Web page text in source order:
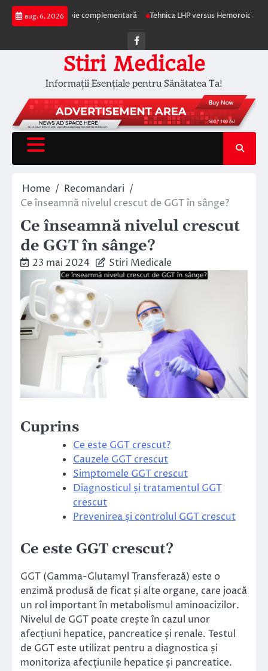
Skip
aug. 6, 2026
ca terapie complementară Tehnica LHP versus Hemoroidectomia
Facebook
Stiri Medicale
Informații Esențiale pentru Sănătatea Ta!
Home
Recomandari
Ce înseamnă nivelul crescut de GGT în sânge?
Ce înseamnă nivelul crescut
de GGT în sânge?
23 mai 2024 Stiri Medicale
Cuprins
Ce este GGT crescut?
Cauzele GGT crescut
Simptomele GGT crescut
Diagnosticul și tratamentul GGT
crescut
Prevenirea și controlul GGT crescut
Ce este GGT crescut?
GGT (Gamma-Glutamyl Transferază) este o
enzimă produsă de ficat și alte organe, care joacă
un rol important în metabolismul aminoacizilor.
Nivelul de GGT poate crește în cazul unor
afecțiuni hepatice, pancreatice și renale. Testul
de GGT este utilizat pentru a diagnostica și
monitoriza afecțiunile hepatice și pancreatice.